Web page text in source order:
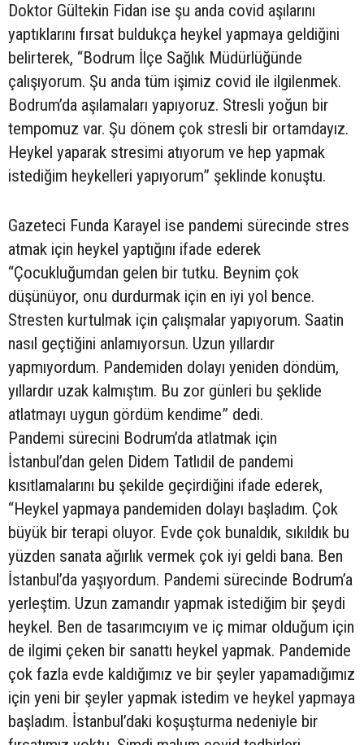
Doktor Gültekin Fidan ise şu anda covid aşılarını
yaptıklarını fırsat buldukça heykel yapmaya geldiğini
belirterek, “Bodrum İlçe Sağlık Müdürlüğünde
çalışıyorum. Şu anda tüm işimiz covid ile ilgilenmek.
Bodrum’da aşılamaları yapıyoruz. Stresli yoğun bir
tempomuz var. Şu dönem çok stresli bir ortamdayız.
Heykel yaparak stresimi atıyorum ve hep yapmak
istediğim heykelleri yapıyorum” şeklinde konuştu.
Gazeteci Funda Karayel ise pandemi sürecinde stres
atmak için heykel yaptığını ifade ederek
“Çocukluğumdan gelen bir tutku. Beynim çok
düşünüyor, onu durdurmak için en iyi yol bence.
Stresten kurtulmak için çalışmalar yapıyorum. Saatin
nasıl geçtiğini anlamıyorsun. Uzun yıllardır
yapmıyordum. Pandemiden dolayı yeniden döndüm,
yıllardır uzak kalmıştım. Bu zor günleri bu şeklide
atlatmayı uygun gördüm kendime” dedi.
Pandemi sürecini Bodrum’da atlatmak için
İstanbul’dan gelen Didem Tatlıdil de pandemi
kısıtlamalarını bu şekilde geçirdiğini ifade ederek,
“Heykel yapmaya pandemiden dolayı başladım. Çok
büyük bir terapi oluyor. Evde çok bunaldık, sıkıldık bu
yüzden sanata ağırlık vermek çok iyi geldi bana. Ben
İstanbul’da yaşıyordum. Pandemi sürecinde Bodrum’a
yerleştim. Uzun zamandır yapmak istediğim bir şeydi
heykel. Ben de tasarımcıyım ve iç mimar olduğum için
de ilgimi çeken bir sanattı heykel yapmak. Pandemide
çok fazla evde kaldığımız ve bir şeyler yapamadığımız
için yeni bir şeyler yapmak istedim ve heykel yapmaya
başladım. İstanbul’daki koşuşturma nedeniyle bir